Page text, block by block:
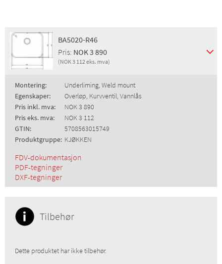
BA5020-R46
Pris: NOK 3 890
(NOK 3 112 eks. mva)
Montering:
Underliming, Weld mount
Egenskaper:
Overløp, Kurvventil, Vannlås
Pris inkl. mva:
NOK 3 890
Pris eks. mva:
NOK 3 112
GTIN:
5708563015749
Produktgruppe: KJØKKEN
FDV-dokumentasjon
PDF-tegninger
DXF-tegninger
Tilbehør
Dette produktet har ikke tilbehør.